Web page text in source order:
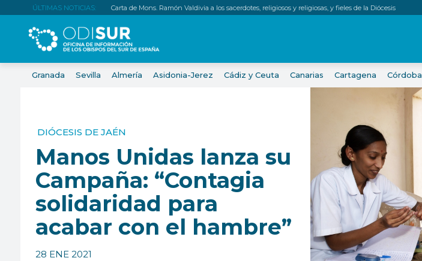
ÚLTIMAS NOTICIAS: Carta de Mons. Ramón Valdivia a los sacerdotes, religiosos y religiosas, y fieles de la Diócesis
Granada Sevilla Almería Asidonia-Jerez Cádiz y Ceuta Canarias Cartagena Córdoba
DIÓCESIS DE JAÉN
Manos Unidas lanza su
Campaña: “Contagia
solidaridad para
acabar con el hambre”
28 ENE 2021